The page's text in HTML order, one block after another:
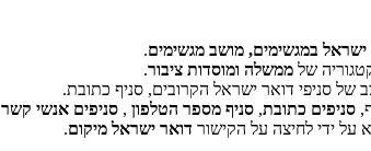
‏דף זה לא יכול לטעון את מפות Google כראוי.
האם האתר הזה בבעלותך?
ישראל במגשימים, מושב מגשימים.
של ממשלה ומוסדות ציבור.
של סניפי דואר ישראל הקרובים, סניף כתובת.
סניפים כתובת, סניף מספר הטלפון , סניפים אנשי קשר
על ידי לחיצה על הקישור דואר ישראל מיקום.